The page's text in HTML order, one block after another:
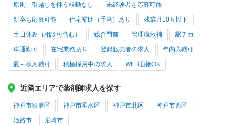
原則、引越しを伴う転勤なし 未経験者も応募可能
新卒も応募可能 住宅補助（手当）あり 残業月10ｈ以下
土日休み（相談可含む） 総合門前 管理職候補 駅チカ
車通勤可 在宅業務あり 登録販売者の求人 年内入職可
夏～秋入職可 積極採用中の求人 WEB面接OK
近隣エリアで薬剤師求人を探す
神戸市須磨区 神戸市垂水区 神戸市北区 神戸市西区
姫路市 尼崎市